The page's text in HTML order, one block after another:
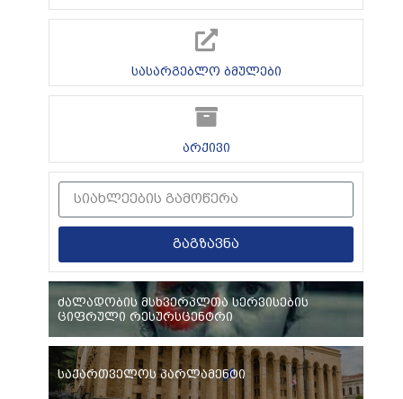
სასარგებლო ბმულები
არქივი
გაგზავნა
ძალადობის მსხვერპლთა სერვისების
ციფრული რესურსცენტრი
საქართველოს პარლამენტი